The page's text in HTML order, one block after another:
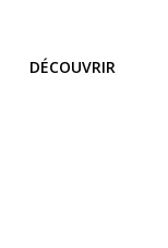
DÉCOUVRIR